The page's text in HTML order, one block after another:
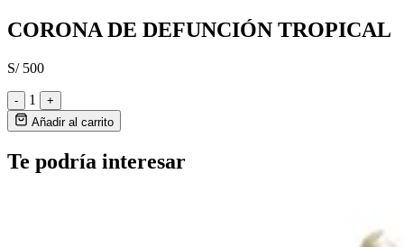
CORONA DE DEFUNCIÓN TROPICAL
S/ 500
- 1
+
Añadir al carrito
Te podría interesar